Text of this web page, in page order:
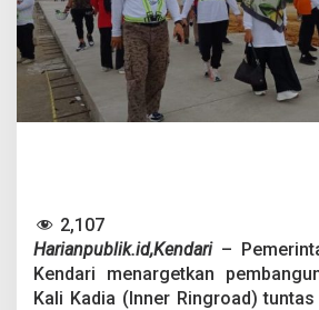
r
g
e
P
e
n
a
n
2,107
Harianpublik.id,Kendari–
Kendari menargetkan
Kali Kadia (Inner Ringroad)